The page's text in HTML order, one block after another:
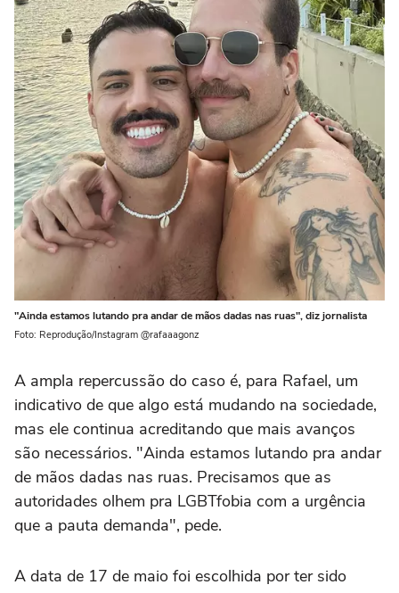
"Ainda estamos lutando pra andar de mãos dadas nas ruas", diz jornalista
Foto: Reprodução/Instagram @rafaaagonz
A ampla repercussão do caso é, para Rafael, um
indicativo de que algo está mudando na sociedade,
mas ele continua acreditando que mais avanços
são necessários. "Ainda estamos lutando pra andar
de mãos dadas nas ruas. Precisamos que as
autoridades olhem pra LGBTfobia com a urgência
que a pauta demanda", pede.
A data de 17 de maio foi escolhida por ter sido